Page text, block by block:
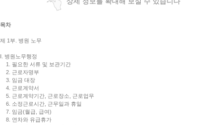
목차
제 1부. 병원 노무
Ⅰ. 병원노무행정
1. 필요한 서류 및 보관기간
2. 근로자명부
3. 임금 대장
4. 근로계약서
5. 근로계약기간, 근로장소, 근로업무
6. 소정근로시간, 근무일과 휴일
7. 임금(월급, 급여)
8. 연차와 유급휴가